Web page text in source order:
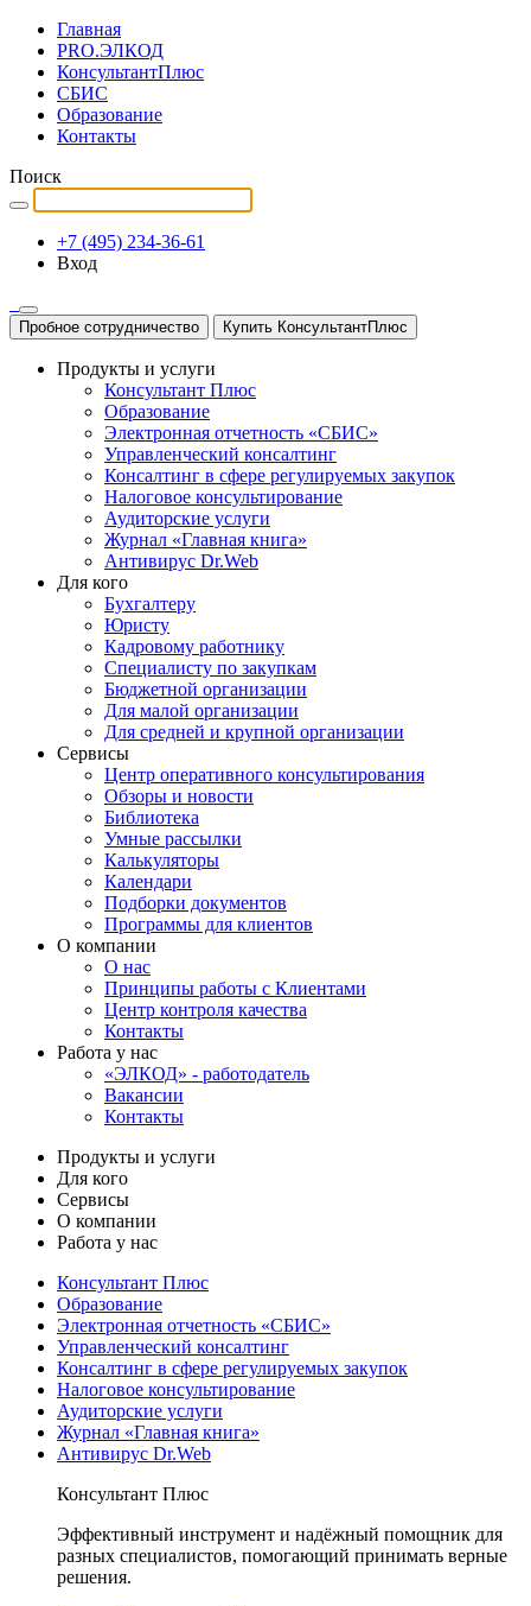
Главная
PRO.ЭЛКОД
КонсультантПлюс
СБИС
Образование
Контакты
Поиск
+7 (495) 234-36-61
Вход
Пробное сотрудничество Купить КонсультантПлюс
Продукты и услуги
Консультант Плюс
Образование
Электронная отчетность «СБИС»
Управленческий консалтинг
Консалтинг в сфере регулируемых закупок
Налоговое консультирование
Аудиторские услуги
Журнал «Главная книга»
Антивирус Dr.Web
Для кого
Бухгалтеру
Юристу
Кадровому работнику
Специалисту по закупкам
Бюджетной организации
Для малой организации
Для средней и крупной организации
Сервисы
Центр оперативного консультирования
Обзоры и новости
Библиотека
Умные рассылки
Калькуляторы
Календари
Подборки документов
Программы для клиентов
О компании
О нас
Принципы работы с Клиентами
Центр контроля качества
Контакты
Работа у нас
«ЭЛКОД» - работодатель
Вакансии
Контакты
Продукты и услуги
Для кого
Сервисы
О компании
Работа у нас
Консультант Плюс
Образование
Электронная отчетность «СБИС»
Управленческий консалтинг
Консалтинг в сфере регулируемых закупок
Налоговое консультирование
Аудиторские услуги
Журнал «Главная книга»
Антивирус Dr.Web
Консультант Плюс
Эффективный инструмент и надёжный помощник для
разных специалистов, помогающий принимать верные
решения.